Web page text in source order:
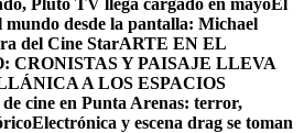
Pluto TV llega cargado en mayoEl
mundo desde la pantalla: Michael
del Cine StarARTE EN EL
CRONISTAS Y PAISAJE LLEVA
A LOS ESPACIOS
de cine en Punta Arenas: terror,
Electrónica y escena drag se toman